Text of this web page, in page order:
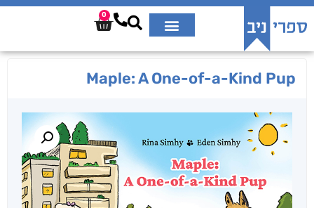
0
Maple: A One-of-a-Kind Pup